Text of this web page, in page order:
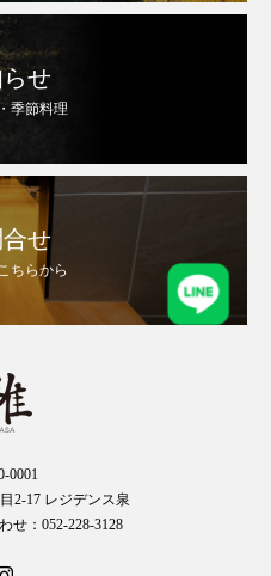
せ
季節料理
せ
ちらから
0001
2-17 レジデンス泉
せ：052-228-3128